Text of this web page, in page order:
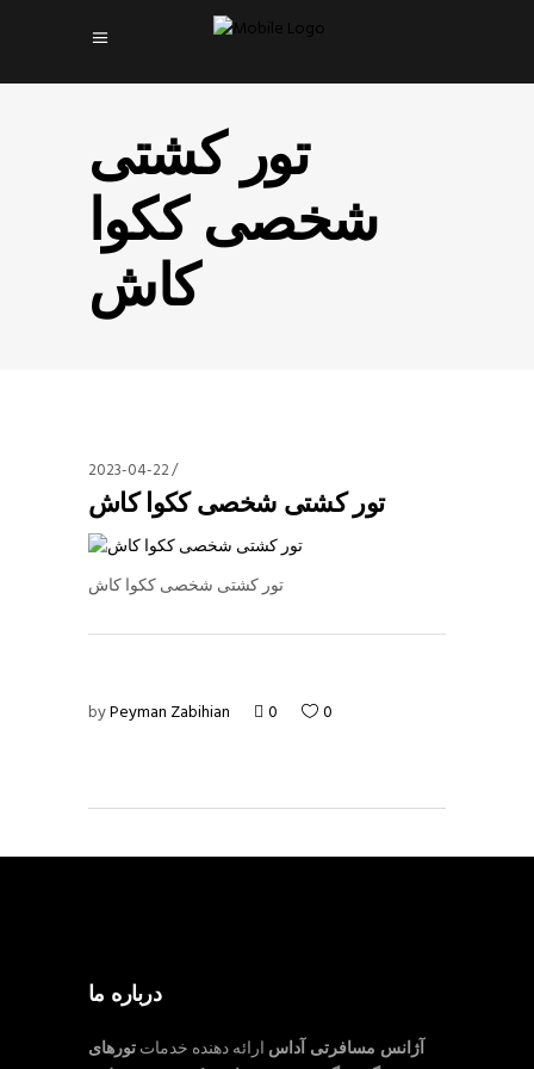
تور کشتی
شخصی ککوا
کاش
2023-04-22
تور کشتی شخصی ککوا کاش
تور کشتی شخصی ککوا کاش
byPeyman Zabihian 0 0
درباره ما
آژانس مسافرتی آداس ارائه دهنده خدماتتورهای